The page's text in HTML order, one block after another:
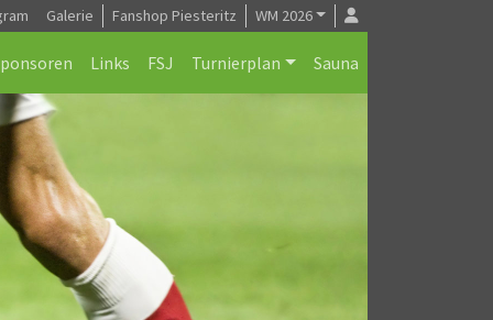
Galerie Fanshop Piesteritz WM 2026
Links FSJ Turnierplan Sauna